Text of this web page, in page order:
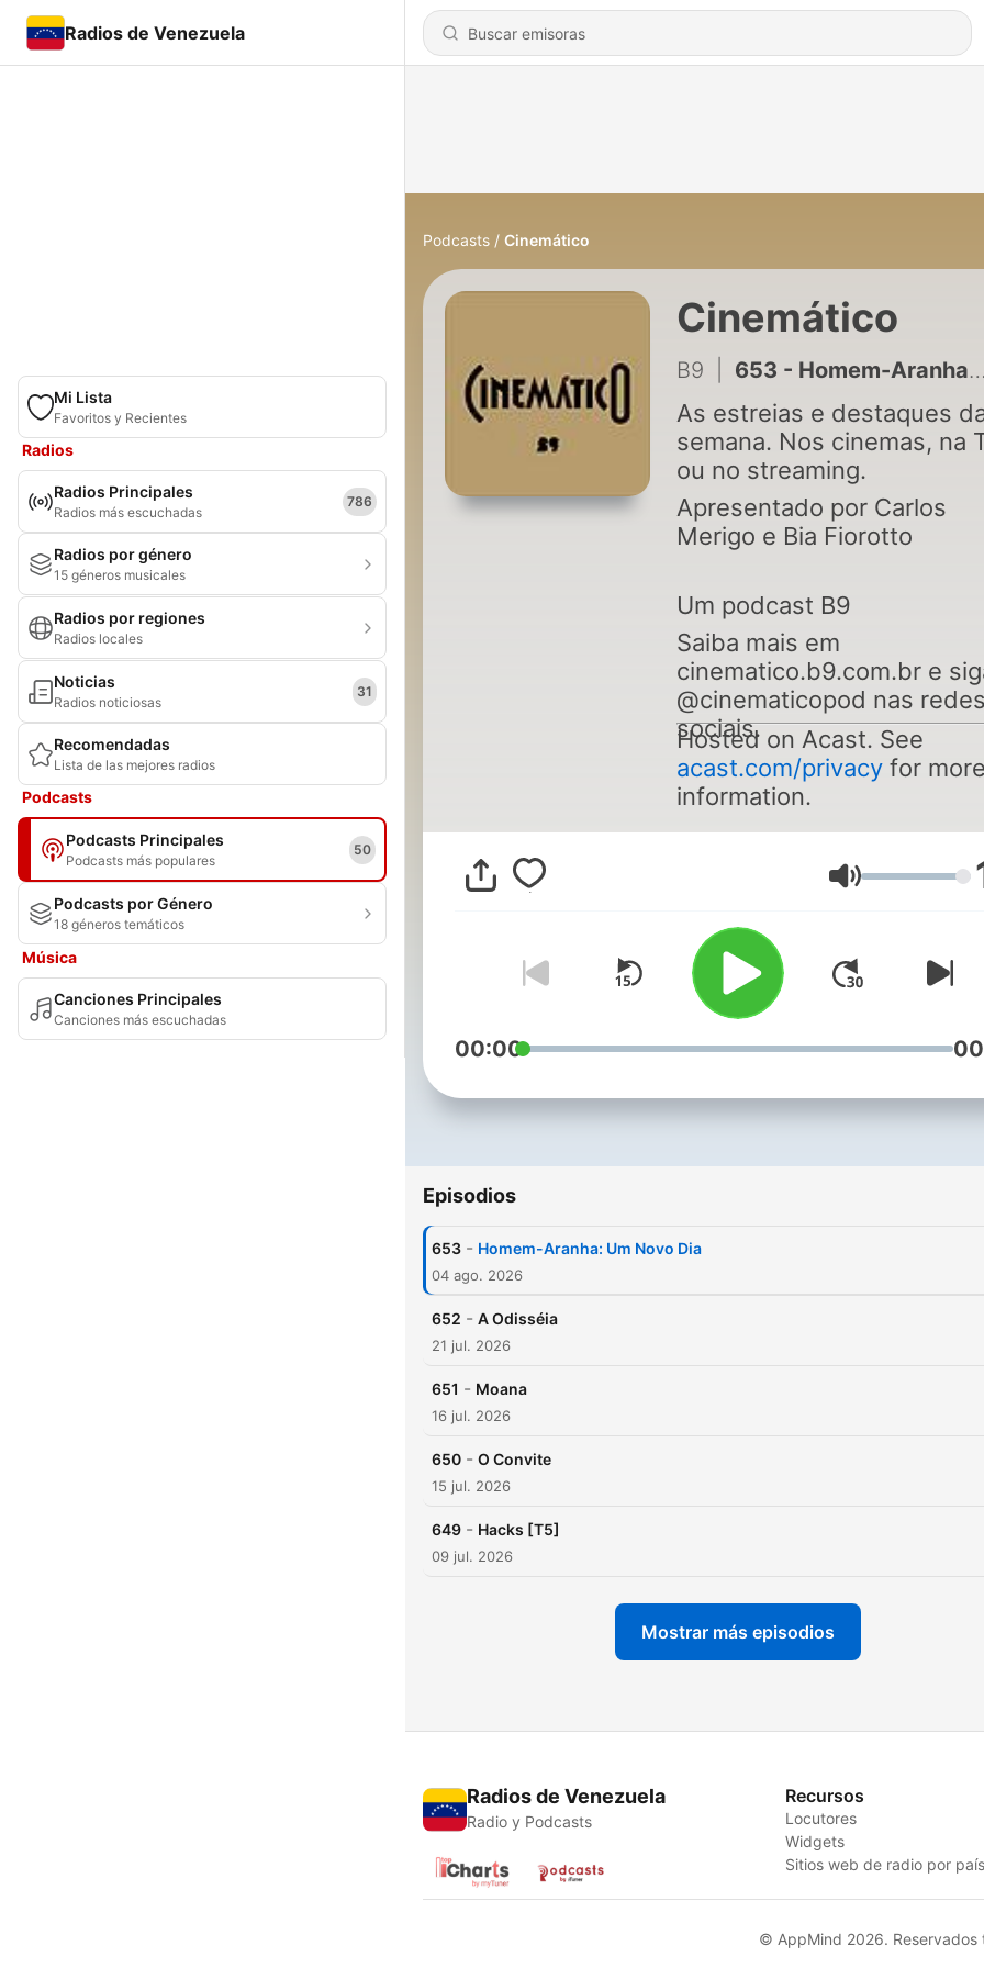
Radios de Venezuela
Mi Lista
Favoritos y Recientes
Radios
Radios Principales
Radios más escuchadas
786
Radios por género
15 géneros musicales
Radios por regiones
Radios locales
Noticias
Radios noticiosas
31
Recomendadas
Lista de las mejores radios
Podcasts
Podcasts Principales
Podcasts más populares
50
Podcasts por Género
18 géneros temáticos
Música
Canciones Principales
Canciones más escuchadas
Podcasts Cinemático
Cinemático
B9 653 - Homem-Aranha: Um Novo Dia
As estreias e destaques
semana. Nos cinemas, na
ou no streaming.
Apresentado por Carlos
Merigo e Bia Fiorotto
Um podcast B9
Saiba mais em
cinematico.b9.com.br e
@cinematicopod nas
sociais.
Hosted on Acast. See
acast.com/privacyfor
information.
Volumen
00:00
Episodios
653 - Homem-Aranha: Um Novo Dia
04 ago. 2026
652 - A Odisséia
21 jul. 2026
651 - Moana
16 jul. 2026
650 - O Convite
15 jul. 2026
649 - Hacks [T5]
09 jul. 2026
Mostrar más episodios
Radios de Venezuela
Radio y Podcasts
Recursos
Locutores
Widgets
Sitios web de radio por
© AppMind 2026. Reservados